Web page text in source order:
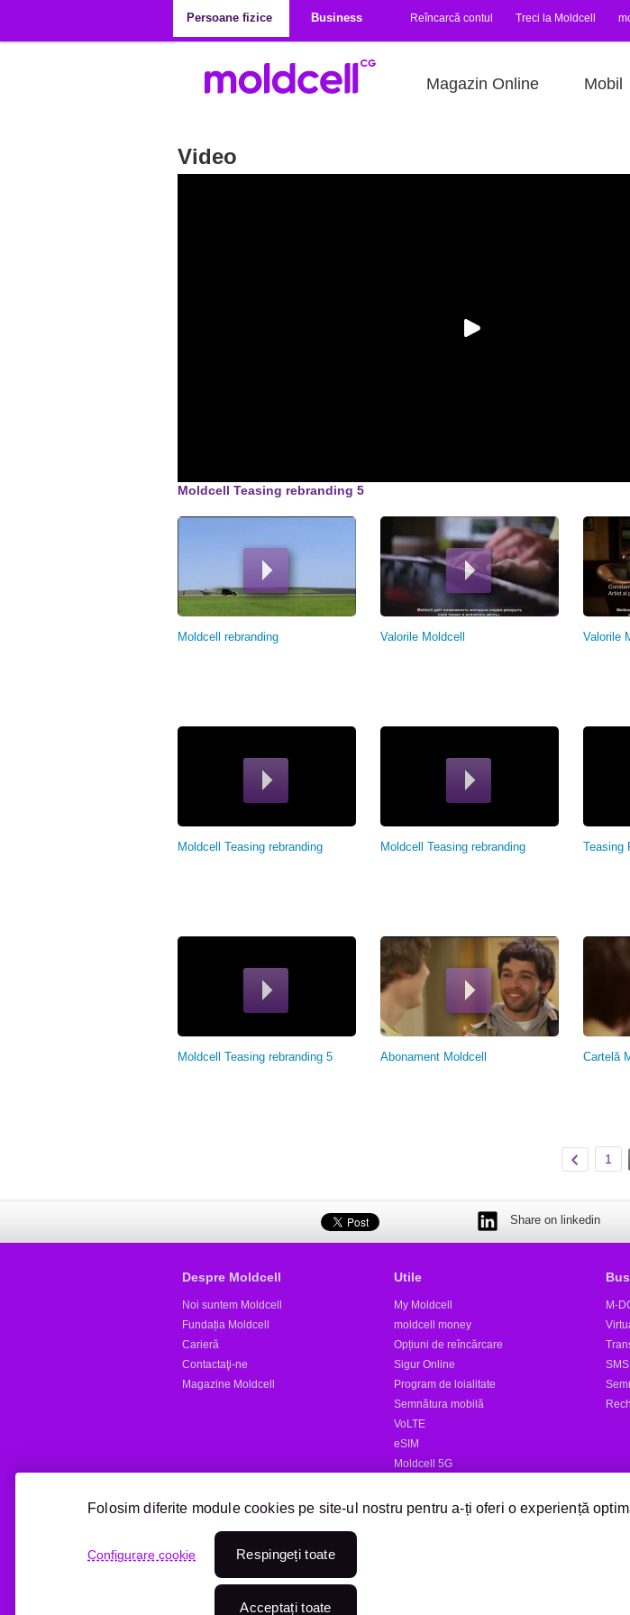
Persoane fizice
Business Reîncarcă contul Treci la Moldcell
Magazin Online Mobil
Video
Moldcell Teasing rebranding 5
Moldcell rebranding Valorile Moldcell Valorile
Moldcell Teasing rebranding Moldcell Teasing rebranding Teasing
Moldcell Teasing rebranding 5 Abonament Moldcell Cartelă
Pagini
1
Share on linkedin
Despre Moldcell
Noi suntem Moldcell
Fundația Moldcell
Carieră
Contactaţi-ne
Magazine Moldcell
Utile
My Moldcell
moldcell money
Opțiuni de reîncărcare
Sigur Online
Program de loialitate
Semnătura mobilă
VoLTE
eSIM
Moldcell 5G
M-
Reîncărcare online
Folosim diferite module cookies pe site-ul nostru pentru a-ți oferi o experiență
Configurare cookie Respingeți toate
Acceptați toate